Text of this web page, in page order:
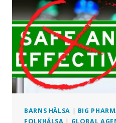
SKULLE
FÖRETAGET
SLUTA
SÄLJA
GIFTER
TILL
DEM
+
MER
BARNS HÄLSA | BIG